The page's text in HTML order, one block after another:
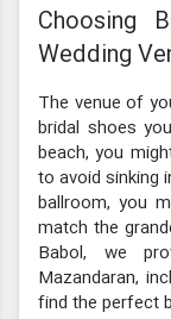
Choosing
Wedding
The venue of
bridal shoes
beach, you
to avoid sinking
ballroom, you
match the
Babol, we
Mazandaran,
find the perfect